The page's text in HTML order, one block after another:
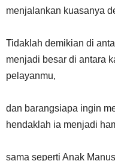
menjalankan kuasanya
Tidaklah demikian di
menjadi besar di antara
pelayanmu,
dan barangsiapa ingin
hendaklah ia menjadi
sama seperti Anak